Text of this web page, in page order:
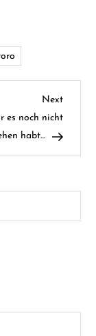
Next
Post
Next
es noch nicht
habt…